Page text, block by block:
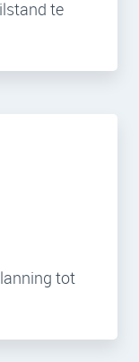
te
tot